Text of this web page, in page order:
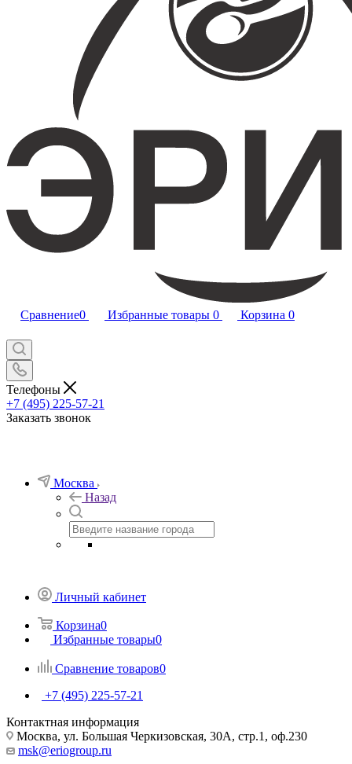
Сравнение0 Избранные товары 0 Корзина 0
Телефоны
+7 (495) 225-57-21
Заказать звонок
Москва
Назад
Личный кабинет
Корзина0
Избранные товары0
Сравнение товаров0
+7 (495) 225-57-21
Контактная информация
Москва, ул. Большая Черкизовская, 30А, стр.1, оф.230
msk@eriogroup.ru